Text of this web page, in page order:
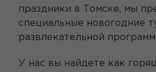
праздники в Томске, мы
специальные новогодние
развлекательной
У нас вы найдете как